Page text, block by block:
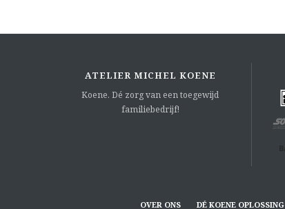
ATELIER MICHEL KOENE
Koene. Dé zorg van een toegewijd
familiebedrijf!
OVER ONS DÉ KOENE OPLOSSING